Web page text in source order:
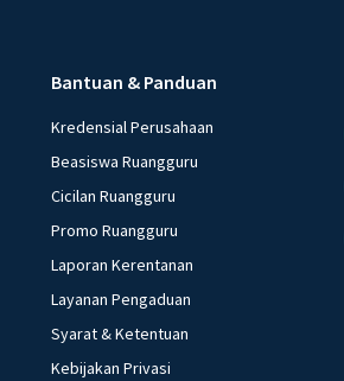
Bantuan & Panduan
Kredensial Perusahaan
Beasiswa Ruangguru
Cicilan Ruangguru
Promo Ruangguru
Laporan Kerentanan
Layanan Pengaduan
Syarat & Ketentuan
Kebijakan Privasi